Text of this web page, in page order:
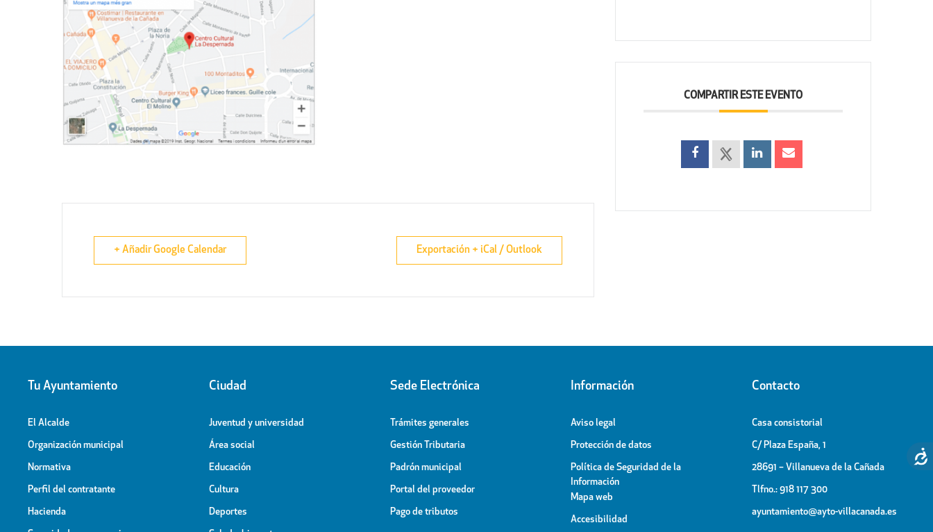
+ Añadir Google Calendar Exportación + iCal / Outlook
COMPARTIR ESTE EVENTO
Tu Ayuntamiento
El Alcalde
Organización municipal
Normativa
Perfil del contratante
Hacienda
Ciudad
Juventud y universidad
Área social
Educación
Cultura
Deportes
Sede Electrónica
Trámites generales
Gestión Tributaria
Padrón municipal
Portal del proveedor
Pago de tributos
Información
Aviso legal
Protección de datos
Política de Seguridad de la
Información
Mapa web
Accesibilidad
Contacto
Casa consistorial
C/ Plaza España, 1
28691 – Villanueva de la Cañada
Tlfno.: 918 117 300
ayuntamiento@ayto-villacanada.es